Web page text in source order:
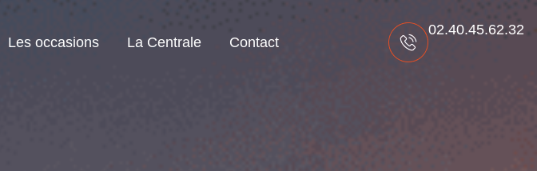
Les occasions La Centrale Contact
02.40.45.62.32